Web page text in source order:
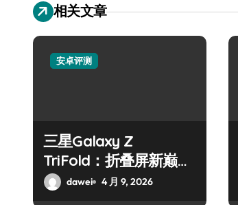
相关文章
安卓评测
三星Galaxy Z
TriFold：折叠屏新巅
峰，手机高手必看！
dawei 4 月 9, 2026